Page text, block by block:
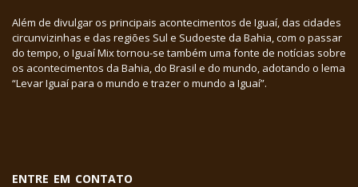
Além de divulgar os principais acontecimentos de Iguaí, das cidades
circunvizinhas e das regiões Sul e Sudoeste da Bahia, com o passar
do tempo, o Iguaí Mix tornou-se também uma fonte de notícias sobre
os acontecimentos da Bahia, do Brasil e do mundo, adotando o lema
“Levar Iguaí para o mundo e trazer o mundo a Iguaí”.
ENTRE EM CONTATO